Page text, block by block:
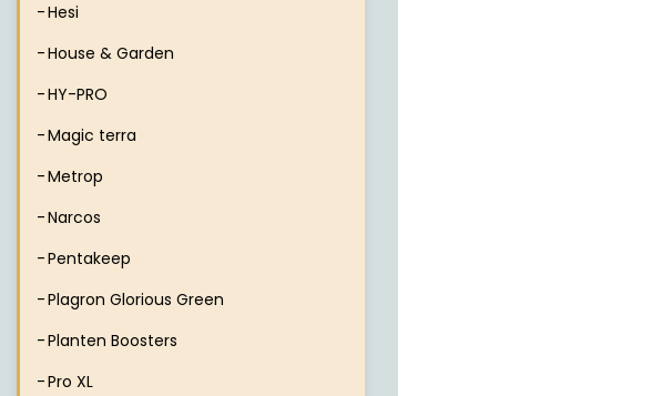
Hesi
House & Garden
HY-PRO
Magic terra
Metrop
Narcos
Pentakeep
Plagron Glorious Green
Planten Boosters
Pro XL